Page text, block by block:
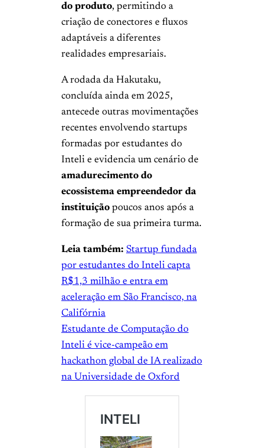
do produto, permitindo a
criação de conectores e fluxos
adaptáveis a diferentes
realidades empresariais.
A rodada da Hakutaku,
concluída ainda em 2025,
antecede outras movimentações
recentes envolvendo startups
formadas por estudantes do
Inteli e evidencia um cenário de
amadurecimento do
ecossistema empreendedor da
instituição poucos anos após a
formação de sua primeira turma.
Leia também: Startup fundada
por estudantes do Inteli capta
R$1,3 milhão e entra em
aceleração em São Francisco, na
Califórnia
Estudante de Computação do
Inteli é vice-campeão em
hackathon global de IA realizado
na Universidade de Oxford